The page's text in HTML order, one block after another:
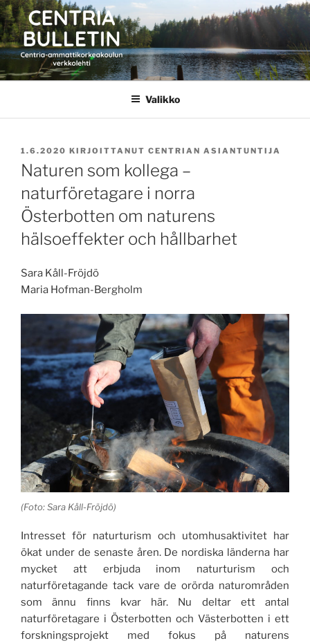
Siirry
sisältöön
CENTRIA BULLETIN
Valikko
JULKAISTU
1.6.2020 KIRJOITTANUT CENTRIAN ASIANTUNTIJA
Naturen som kollega –
naturföretagare i norra
Österbotten om naturens
hälsoeffekter och hållbarhet
Sara Kåll-Fröjdö
Maria Hofman-Bergholm
(Foto: Sara Kåll-Fröjdö)
Intresset för naturturism och utomhusaktivitet har
ökat under de senaste åren. De nordiska länderna har
mycket att erbjuda inom naturturism och
naturföretagande tack vare de orörda naturområden
som ännu finns kvar här. Nu deltar ett antal
naturföretagare i Österbotten och Västerbotten i ett
forskningsprojekt med fokus på naturens